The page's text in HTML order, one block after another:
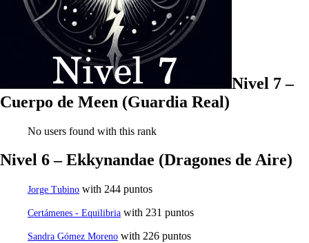
Nivel 7 –
Cuerpo de Meen (Guardia Real)
No users found with this rank
Nivel 6 – Ekkynandae (Dragones de Aire)
Jorge Tubino with 244 puntos
Certámenes - Equilibria with 231 puntos
Sandra Gómez Moreno with 226 puntos